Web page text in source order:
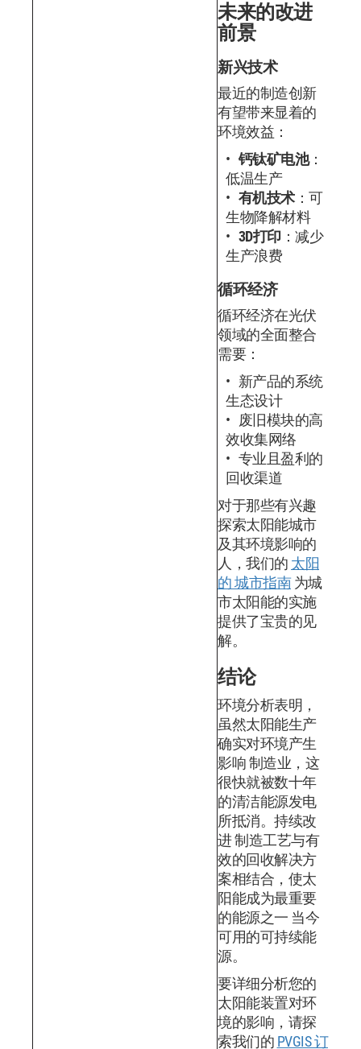
未来的改进
前景
新兴技术
最近的制造创新
有望带来显着的
环境效益：
钙钛矿电池：
低温生产
有机技术：可
生物降解材料
3D打印 ：减少
生产浪费
循环经济
循环经济在光伏
领域的全面整合
需要：
新产品的系统
生态设计
废旧模块的高
效收集网络
专业且盈利的
回收渠道
对于那些有兴趣
探索太阳能城市
及其环境影响的
人，我们的 太阳
的 城市指南为城
市太阳能的实施
提供了宝贵的见
解。
结论
环境分析表明，
虽然太阳能生产
确实对环境产生
影响 制造业，这
很快就被数十年
的清洁能源发电
所抵消。持续改
进 制造工艺与有
效的回收解决方
案相结合，使太
阳能成为最重要
的能源之一 当今
可用的可持续能
源。
要详细分析您的
太阳能装置对环
境的影响，请探
索我们的 PVGIS 订